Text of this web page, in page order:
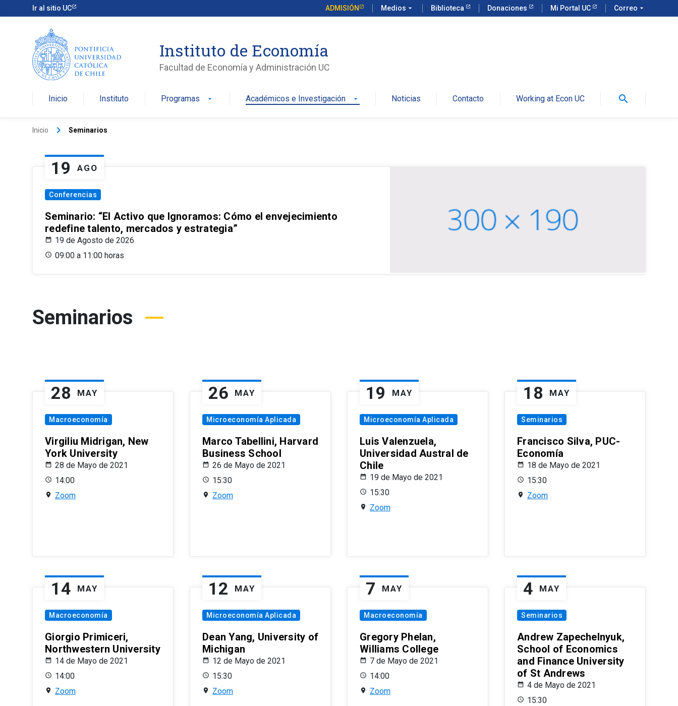
Ir al sitio UC ADMISIÓN Medios arrow_drop_down Biblioteca Donaciones Mi Portal UC Correo arrow_drop_down
Instituto de Economía
Facultad de Economía y Administración UC
Inicio Instituto Programas arrow_drop_down Académicos e Investigación arrow_drop_down Noticias Contacto Working at Econ UC search
Inicio keyboard_arrow_right Seminarios
19 AGO
Conferencias
Seminario: “El Activo que Ignoramos: Cómo el envejecimiento
redefine talento, mercados y estrategia”
19 de Agosto de 2026
09:00 a 11:00 horas
Seminarios
28 MAY
Macroeconomía
Virgiliu Midrigan, New
York University
28 de Mayo de 2021
14:00
Zoom
26 MAY
Microeconomía Aplicada
Marco Tabellini, Harvard
Business School
26 de Mayo de 2021
15:30
Zoom
19 MAY
Microeconomía Aplicada
Luis Valenzuela,
Universidad Austral de
Chile
19 de Mayo de 2021
15:30
Zoom
18 MAY
Seminarios
Francisco Silva, PUC-
Economía
18 de Mayo de 2021
15:30
Zoom
14 MAY
Macroeconomía
Giorgio Primiceri,
Northwestern University
14 de Mayo de 2021
14:00
Zoom
12 MAY
Microeconomía Aplicada
Dean Yang, University of
Michigan
12 de Mayo de 2021
15:30
Zoom
7 MAY
Macroeconomía
Gregory Phelan,
Williams College
7 de Mayo de 2021
14:00
Zoom
4 MAY
Seminarios
Andrew Zapechelnyuk,
School of Economics
and Finance University
of St Andrews
4 de Mayo de 2021
15:30